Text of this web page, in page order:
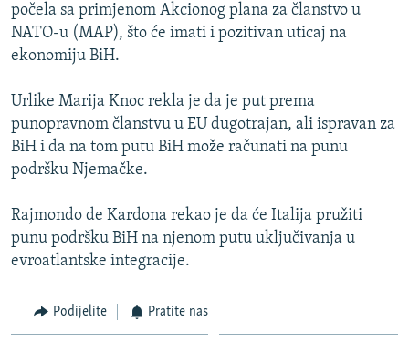
TRI DECENIJE OD RATA U BIH
SVE KARTE DEJTONA
počela sa primjenom Akcionog plana za članstvo u
NATO-u (MAP), što će imati i pozitivan uticaj na
ekonomiju BiH.
Urlike Marija Knoc rekla je da je put prema
punopravnom članstvu u EU dugotrajan, ali ispravan za
BiH i da na tom putu BiH može računati na punu
podršku Njemačke.
Rajmondo de Kardona rekao je da će Italija pružiti
punu podršku BiH na njenom putu uključivanja u
evroatlantske integracije.
Podijelite Pratite nas